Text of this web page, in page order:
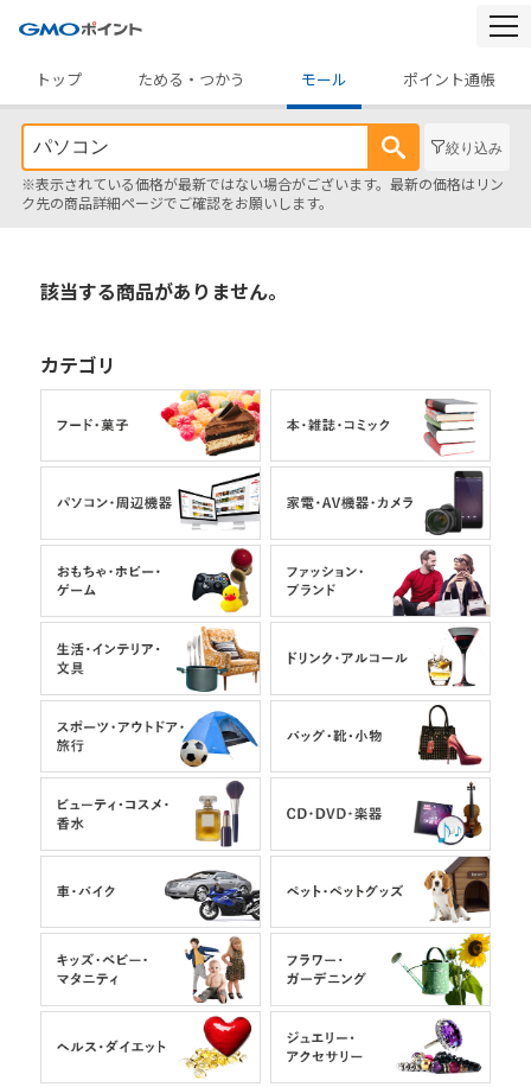
トップ
ためる・つかう モール ポイント通帳
絞り込み
※表示されている価格が最新ではない場合がございます。最新の価格はリン
ク先の商品詳細ページでご確認をお願いします。
該当する商品がありません。
カテゴリ